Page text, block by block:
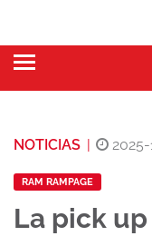
NOTICIAS |
RAM RAMPAGE
La pick